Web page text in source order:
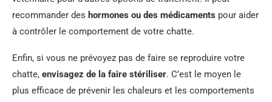
recommander des hormones ou des médicaments pour aider
à contrôler le comportement de votre chatte.
Enfin, si vous ne prévoyez pas de faire se reproduire votre
chatte, envisagez de la faire stériliser. C’est le moyen le
plus efficace de prévenir les chaleurs et les comportements